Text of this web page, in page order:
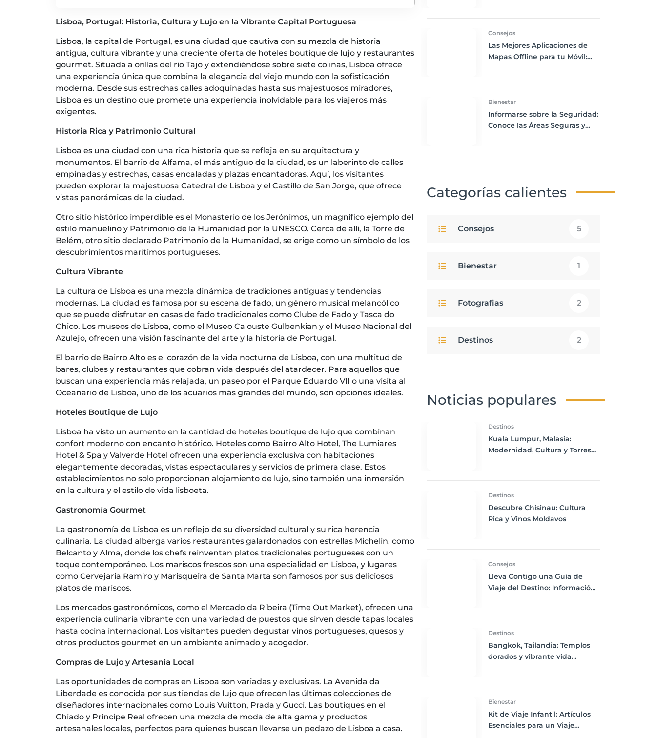
Lisboa, Portugal: Historia, Cultura y Lujo en la Vibrante Capital Portuguesa
Lisboa, la capital de Portugal, es una ciudad que cautiva con su mezcla de historia
antigua, cultura vibrante y una creciente oferta de hoteles boutique de lujo y restaurantes
gourmet. Situada a orillas del río Tajo y extendiéndose sobre siete colinas, Lisboa ofrece
una experiencia única que combina la elegancia del viejo mundo con la sofisticación
moderna. Desde sus estrechas calles adoquinadas hasta sus majestuosos miradores,
Lisboa es un destino que promete una experiencia inolvidable para los viajeros más
exigentes.
Historia Rica y Patrimonio Cultural
Lisboa es una ciudad con una rica historia que se refleja en su arquitectura y
monumentos. El barrio de Alfama, el más antiguo de la ciudad, es un laberinto de calles
empinadas y estrechas, casas encaladas y plazas encantadoras. Aquí, los visitantes
pueden explorar la majestuosa Catedral de Lisboa y el Castillo de San Jorge, que ofrece
vistas panorámicas de la ciudad.
Otro sitio histórico imperdible es el Monasterio de los Jerónimos, un magnífico ejemplo del
estilo manuelino y Patrimonio de la Humanidad por la UNESCO. Cerca de allí, la Torre de
Belém, otro sitio declarado Patrimonio de la Humanidad, se erige como un símbolo de los
descubrimientos marítimos portugueses.
Cultura Vibrante
La cultura de Lisboa es una mezcla dinámica de tradiciones antiguas y tendencias
modernas. La ciudad es famosa por su escena de fado, un género musical melancólico
que se puede disfrutar en casas de fado tradicionales como Clube de Fado y Tasca do
Chico. Los museos de Lisboa, como el Museo Calouste Gulbenkian y el Museo Nacional del
Azulejo, ofrecen una visión fascinante del arte y la historia de Portugal.
El barrio de Bairro Alto es el corazón de la vida nocturna de Lisboa, con una multitud de
bares, clubes y restaurantes que cobran vida después del atardecer. Para aquellos que
buscan una experiencia más relajada, un paseo por el Parque Eduardo VII o una visita al
Oceanario de Lisboa, uno de los acuarios más grandes del mundo, son opciones ideales.
Hoteles Boutique de Lujo
Lisboa ha visto un aumento en la cantidad de hoteles boutique de lujo que combinan
confort moderno con encanto histórico. Hoteles como Bairro Alto Hotel, The Lumiares
Hotel & Spa y Valverde Hotel ofrecen una experiencia exclusiva con habitaciones
elegantemente decoradas, vistas espectaculares y servicios de primera clase. Estos
establecimientos no solo proporcionan alojamiento de lujo, sino también una inmersión
en la cultura y el estilo de vida lisboeta.
Gastronomía Gourmet
La gastronomía de Lisboa es un reflejo de su diversidad cultural y su rica herencia
culinaria. La ciudad alberga varios restaurantes galardonados con estrellas Michelin, como
Belcanto y Alma, donde los chefs reinventan platos tradicionales portugueses con un
toque contemporáneo. Los mariscos frescos son una especialidad en Lisboa, y lugares
como Cervejaria Ramiro y Marisqueira de Santa Marta son famosos por sus deliciosos
platos de mariscos.
Los mercados gastronómicos, como el Mercado da Ribeira (Time Out Market), ofrecen una
experiencia culinaria vibrante con una variedad de puestos que sirven desde tapas locales
hasta cocina internacional. Los visitantes pueden degustar vinos portugueses, quesos y
otros productos gourmet en un ambiente animado y acogedor.
Compras de Lujo y Artesanía Local
Las oportunidades de compras en Lisboa son variadas y exclusivas. La Avenida da
Liberdade es conocida por sus tiendas de lujo que ofrecen las últimas colecciones de
diseñadores internacionales como Louis Vuitton, Prada y Gucci. Las boutiques en el
Chiado y Príncipe Real ofrecen una mezcla de moda de alta gama y productos
artesanales locales, perfectos para quienes buscan llevarse un pedazo de Lisboa a casa.
Consejos
Las Mejores Aplicaciones de
Mapas Offline para tu Móvil:
Bienestar
Informarse sobre la Seguridad:
Conoce las Áreas Seguras y
Categorías calientes
Consejos 5
Bienestar 1
Fotografias 2
Destinos 2
Noticias populares
Destinos
Kuala Lumpur, Malasia:
Modernidad, Cultura y Torres
Destinos
Descubre Chisinau: Cultura
Rica y Vinos Moldavos
Consejos
Lleva Contigo una Guía de
Viaje del Destino: Información
Destinos
Bangkok, Tailandia: Templos
dorados y vibrante vida
Bienestar
Kit de Viaje Infantil: Artículos
Esenciales para un Viaje